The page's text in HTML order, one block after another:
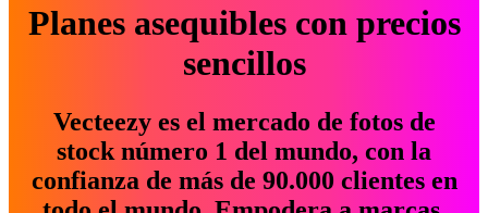
Planes asequibles con precios
sencillos
Vecteezy es el mercado de fotos de
stock número 1 del mundo, con la
confianza de más de 90.000 clientes en